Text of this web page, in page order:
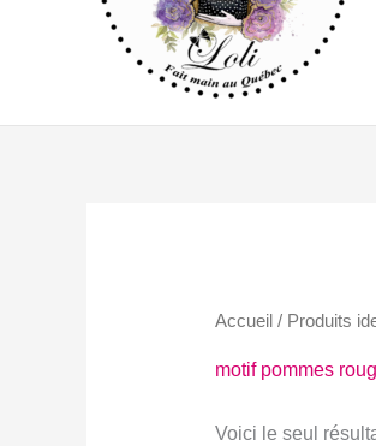
Accueil / Produits
motif pommes
Voici le seul